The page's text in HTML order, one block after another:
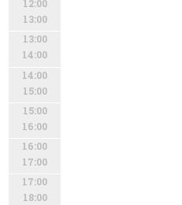
12:00
13:00
13:00
14:00
14:00
15:00
15:00
16:00
16:00
17:00
17:00
18:00